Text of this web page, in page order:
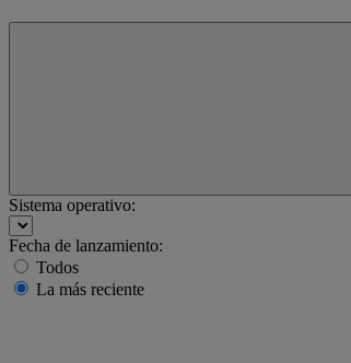
Sistema operativo:
Fecha de lanzamiento:
Todos
La más reciente